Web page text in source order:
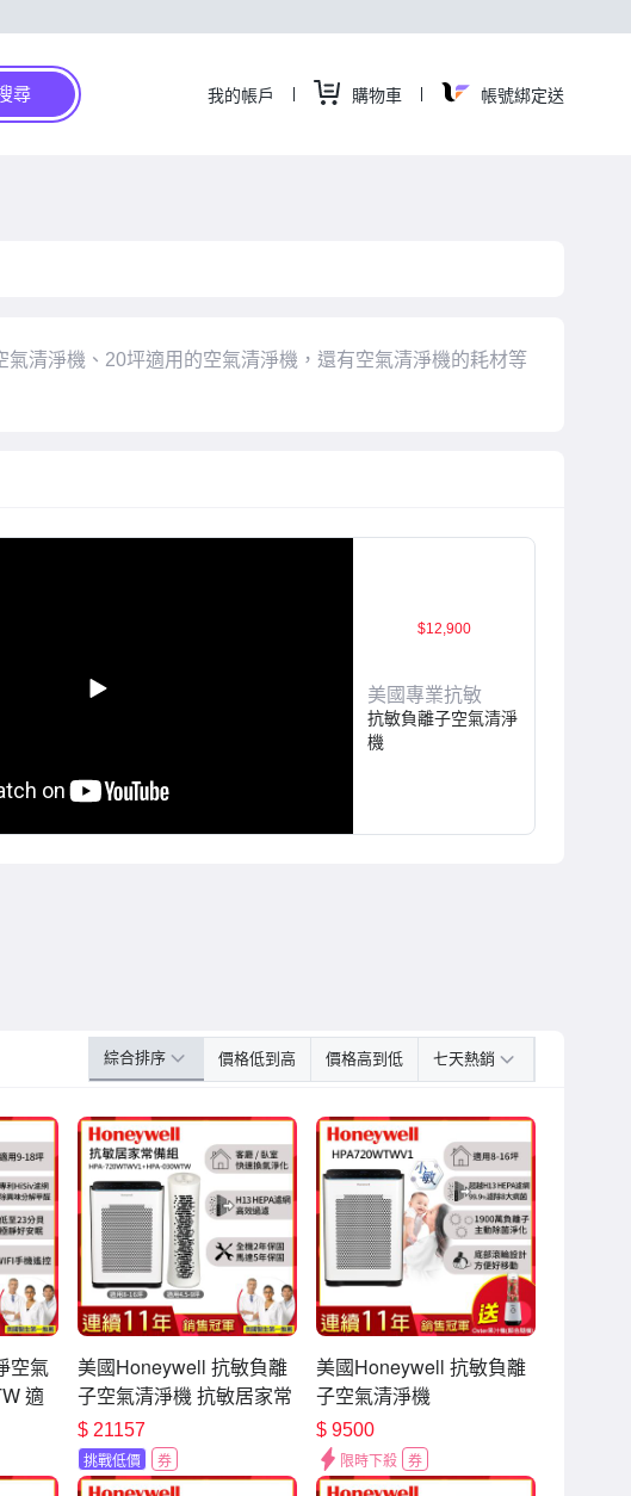
尋 我的帳戶 購物車 帳號綁定送
清淨機、20坪適用的空氣清淨機，還有空氣清淨機的耗材等
$12,900
美國專業抗敏
抗敏負離子空氣清淨
機
綜合排序 價格低到高 價格高到低 七天熱銷
空氣
適
清淨
美國Honeywell 抗敏負離
子空氣清淨機 抗敏居家常
備組 HPA720WTWV1 +
舒淨清淨機 HPA030WTW
$ 21157
挑戰低價 券
美國Honeywell 抗敏負離
子空氣清淨機
HPA720WTWV1 適用8-
16坪 小敏 送Oster果汁機
$ 9500
限時下殺 券